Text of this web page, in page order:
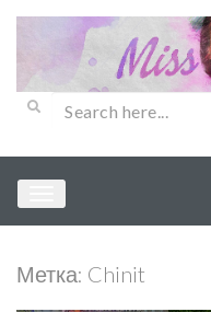
Метка: Chinit